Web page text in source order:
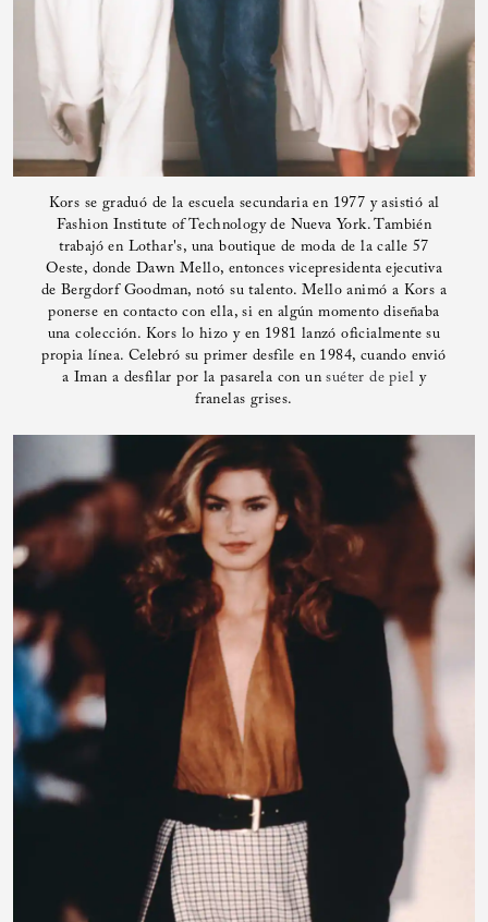
Kors se graduó de la escuela secundaria en 1977 y asistió al
Fashion Institute of Technology de Nueva York. También
trabajó en Lothar's, una boutique de moda de la calle 57
Oeste, donde Dawn Mello, entonces vicepresidenta ejecutiva
de Bergdorf Goodman, notó su talento. Mello animó a Kors a
ponerse en contacto con ella, si en algún momento diseñaba
una colección. Kors lo hizo y en 1981 lanzó oficialmente su
propia línea. Celebró su primer desfile en 1984, cuando envió
a Iman a desfilar por la pasarela con unsuéter de piel y
franelas grises.